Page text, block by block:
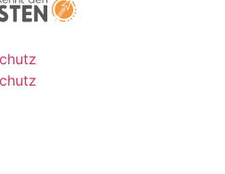
Genc hat4.67
5 Sternen |92Taxi